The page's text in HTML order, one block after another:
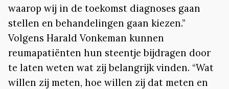
waarop wij in de toekomst diagnoses gaan
stellen en behandelingen gaan kiezen.”
Volgens Harald Vonkeman kunnen
reumapatiënten hun steentje bijdragen door
te laten weten wat zij belangrijk vinden. “Wat
willen zij meten, hoe willen zij dat meten en